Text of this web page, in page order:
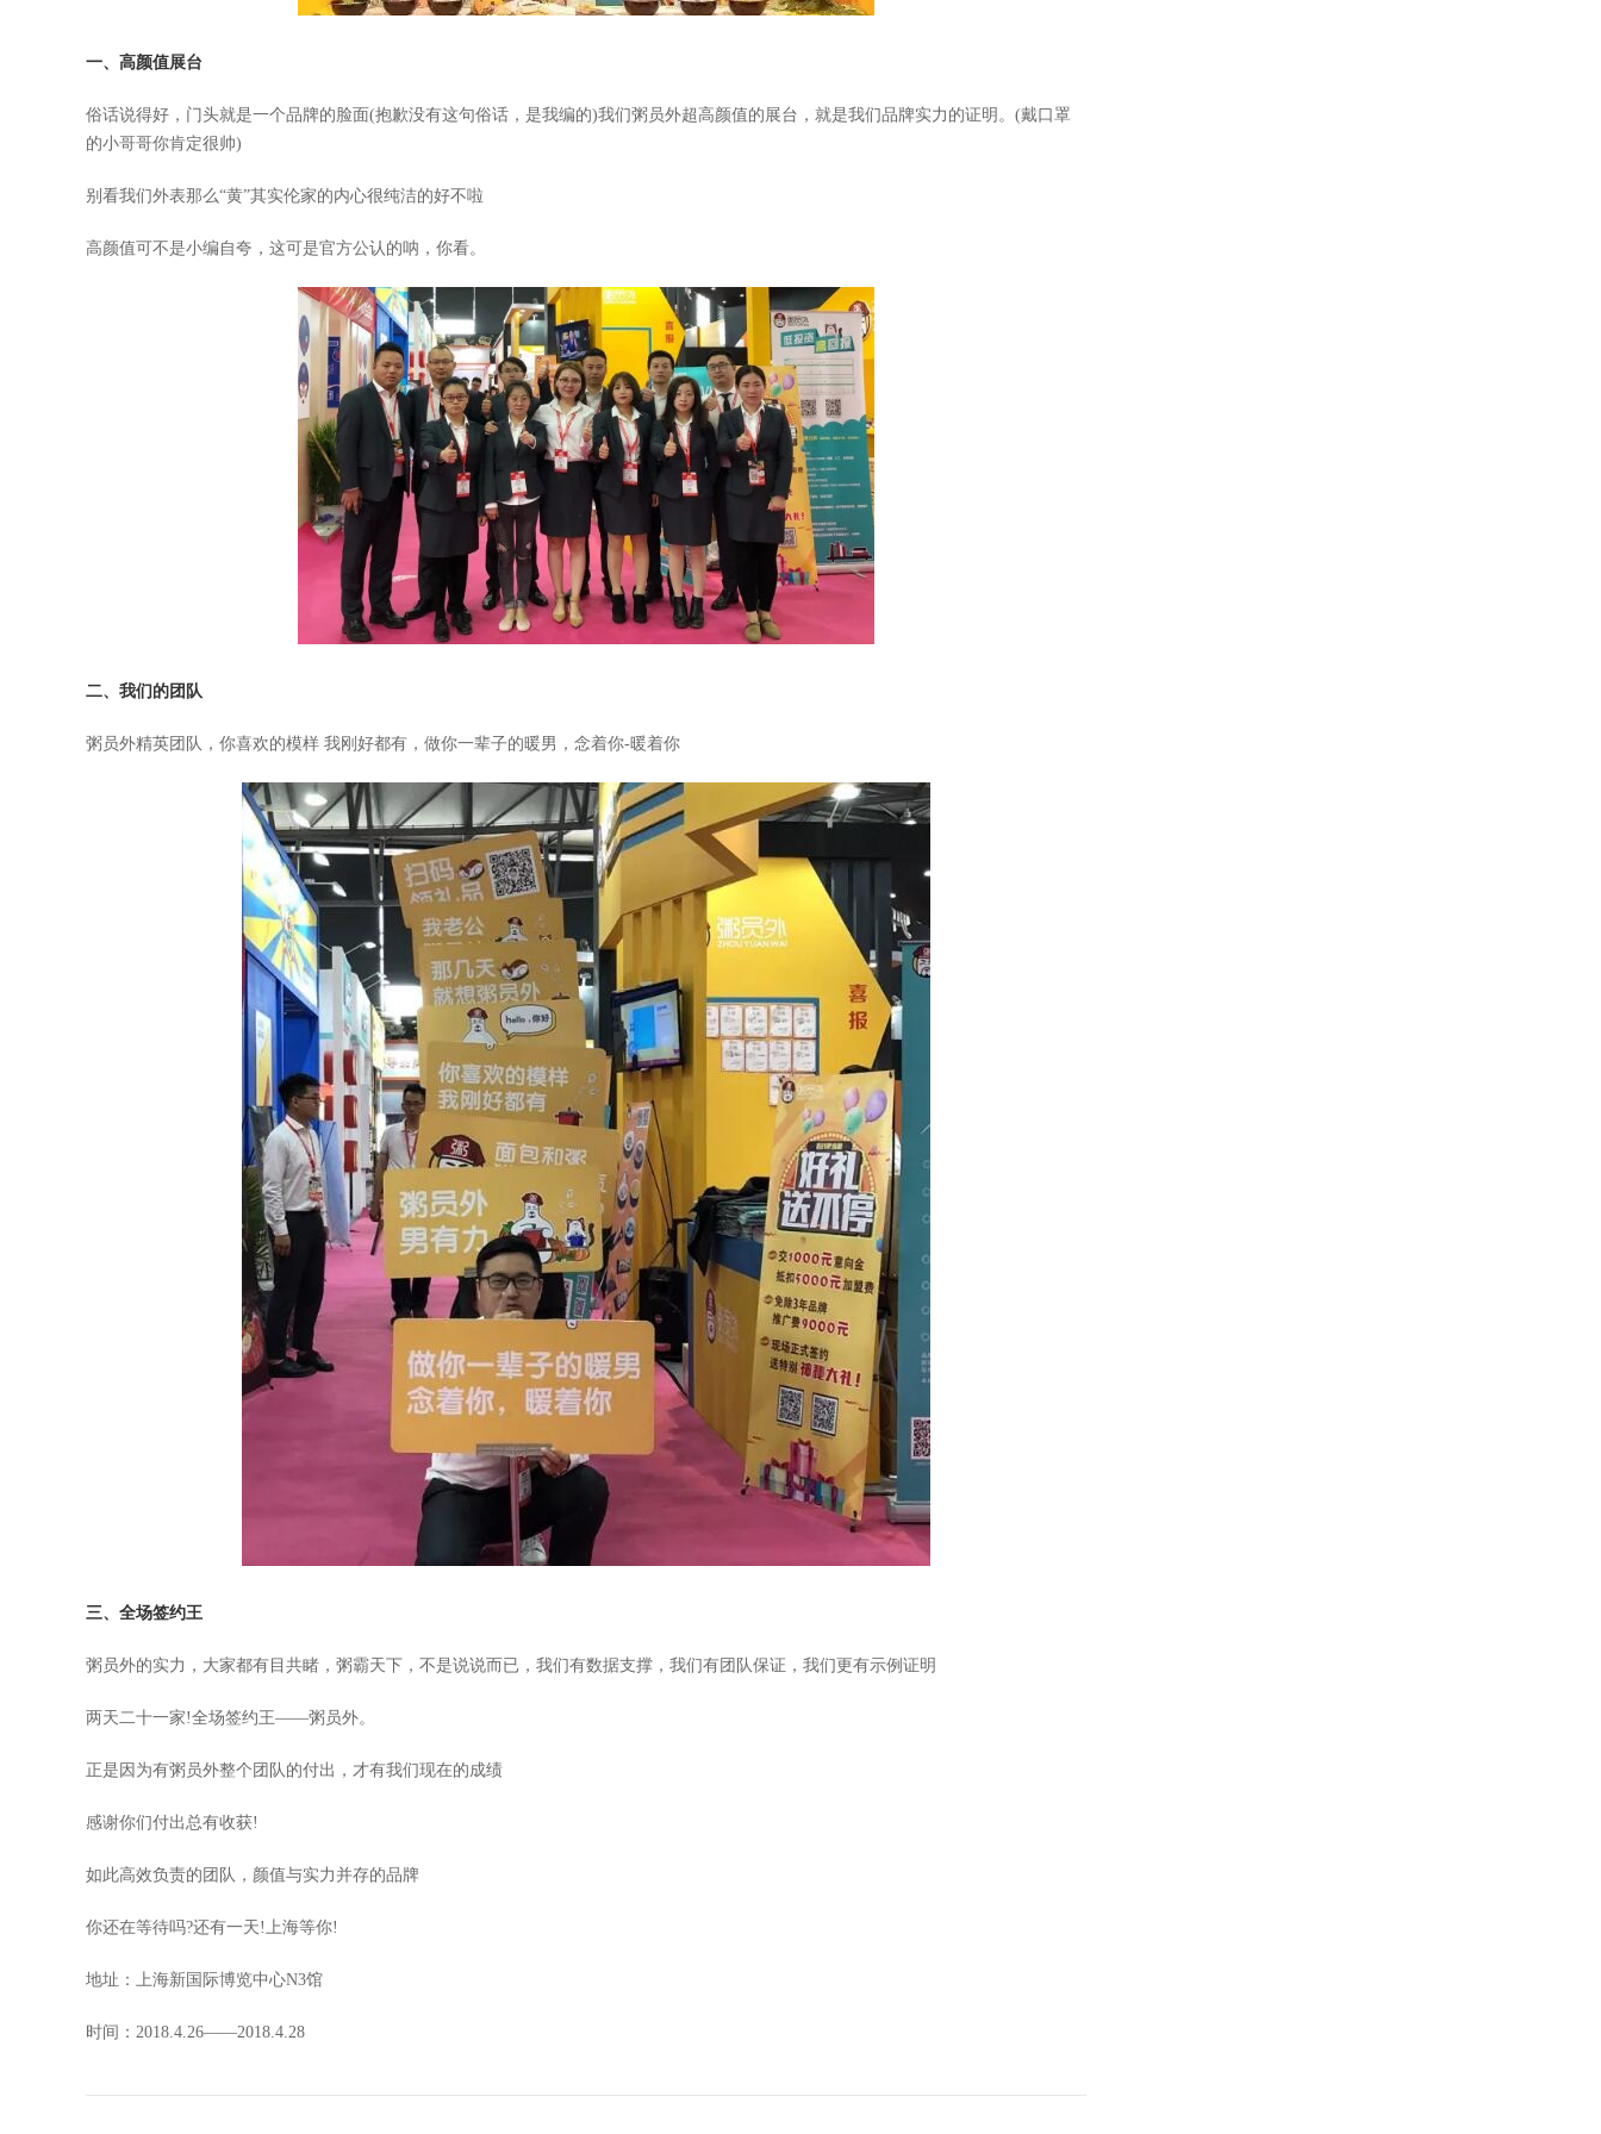
一、高颜值展台
俗话说得好，门头就是一个品牌的脸面(抱歉没有这句俗话，是我编的)我们粥员外超高颜值的展台，就是我们品牌实力的证明。(戴口罩
的小哥哥你肯定很帅)
别看我们外表那么“黄”其实伦家的内心很纯洁的好不啦
高颜值可不是小编自夸，这可是官方公认的呐，你看。
二、我们的团队
粥员外精英团队，你喜欢的模样 我刚好都有，做你一辈子的暖男，念着你-暖着你
三、全场签约王
粥员外的实力，大家都有目共睹，粥霸天下，不是说说而已，我们有数据支撑，我们有团队保证，我们更有示例证明
两天二十一家!全场签约王——粥员外。
正是因为有粥员外整个团队的付出，才有我们现在的成绩
感谢你们付出总有收获!
如此高效负责的团队，颜值与实力并存的品牌
你还在等待吗?还有一天!上海等你!
地址：上海新国际博览中心N3馆
时间：2018.4.26——2018.4.28